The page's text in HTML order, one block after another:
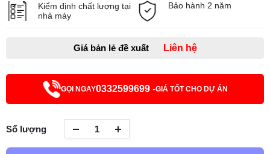
Kiểm định chất lượng tại
nhà máy
Bảo hành 2 năm
Giá bản lẻ đề xuất Liên hệ
GỌI NGAY0332599699 -GIÁ TỐT CHO DỰ ÁN
Số lượng